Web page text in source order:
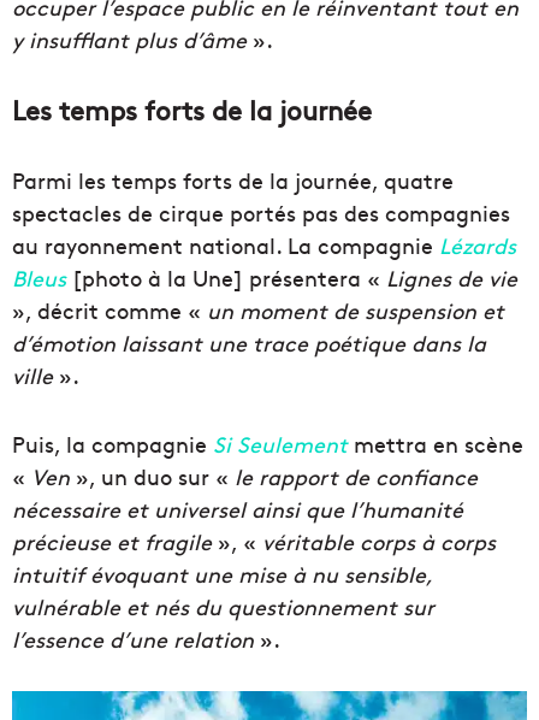
occuper l’espace public en le réinventant tout en
y insufflant plus d’âme».
Les temps forts de la journée
Parmi les temps forts de la journée, quatre
spectacles de cirque portés pas des compagnies
au rayonnement national. La compagnie Lézards
Bleus[photo à la Une] présentera « Lignes de vie
», décrit comme « un moment de suspension et
d’émotion laissant une trace poétique dans la
ville».
Puis, la compagnie Si Seulementmettra en scène
« Ven », un duo sur « le rapport de confiance
nécessaire et universel ainsi que l’humanité
précieuse et fragile», « véritable corps à corps
intuitif évoquant une mise à nu sensible,
vulnérable et nés du questionnement sur
l’essence d’une relation ».